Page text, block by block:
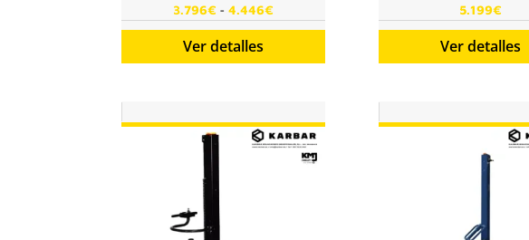
3.796€ - 4.446€
de
4.446€
Ver detalles
5.199€
Ver detalles